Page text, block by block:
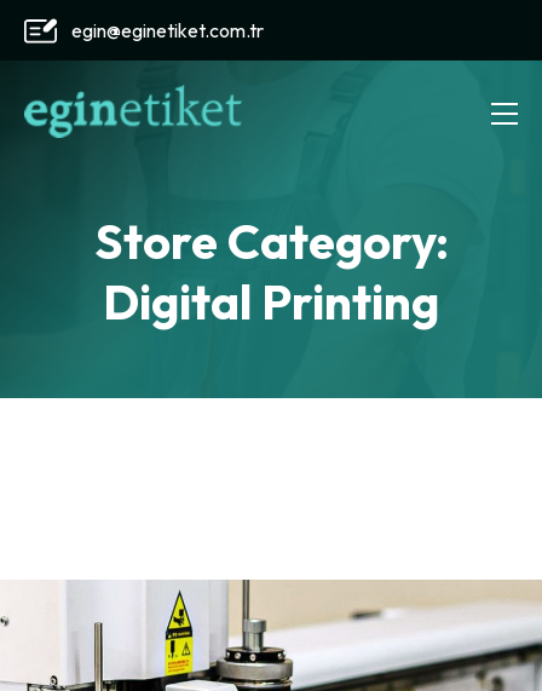
egin@eginetiket.com.tr
Store Category:
Digital Printing